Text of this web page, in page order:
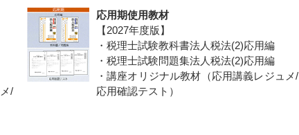
/
応用期使用教材
【2027年度版】
・税理士試験教科書法人税法(2)応用編
・税理士試験問題集法人税法(2)応用編
・講座オリジナル教材（応用講義レジュメ/
応用確認テスト）